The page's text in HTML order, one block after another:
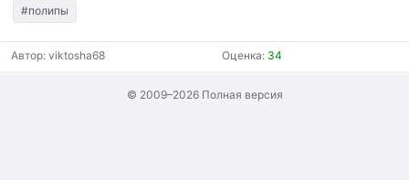
#полипы
Автор: viktosha68 Оценка: 34
© 2009–2026 Полная версия